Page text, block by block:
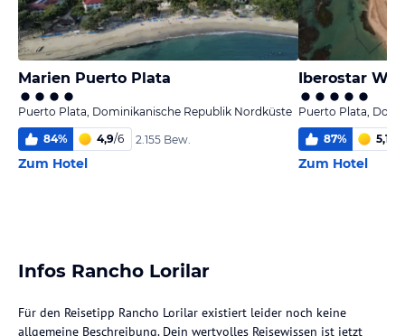
Marien Puerto Plata
Puerto Plata, Dominikanische Republik Nordküste
84% 4,9/6 2.155 Bew.
Zum Hotel
Iberostar
Puerto Plata,
87% 5,1
Zum Hotel
Infos Rancho Lorilar
Für den Reisetipp Rancho Lorilar existiert leider noch keine
allgemeine Beschreibung. Dein wertvolles Reisewissen ist jetzt